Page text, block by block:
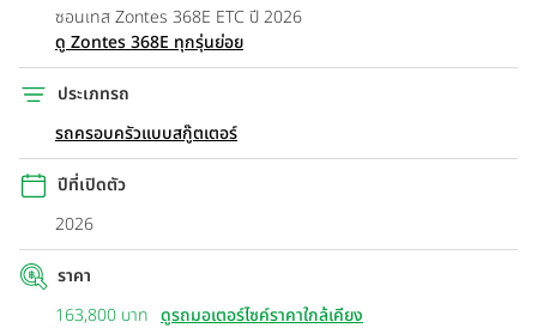
ซอนเทส Zontes 368E ETC ปี 2026
ดู Zontes 368E ทุกรุ่นย่อย
ประเภทรถ
รถครอบครัวแบบสกู๊ตเตอร์
ปีที่เปิดตัว
2026
ราคา
163,800 บาท ดูรถมอเตอร์ไซค์ราคาใกล้เคียง